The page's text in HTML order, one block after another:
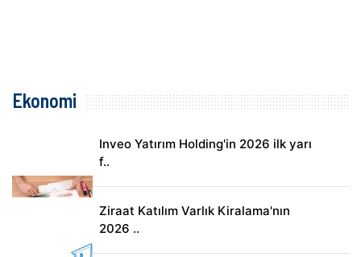
Ekonomi
Inveo Yatırım Holding'in 2026 ilk yarı
f..
Ziraat Katılım Varlık Kiralama'nın
2026 ..